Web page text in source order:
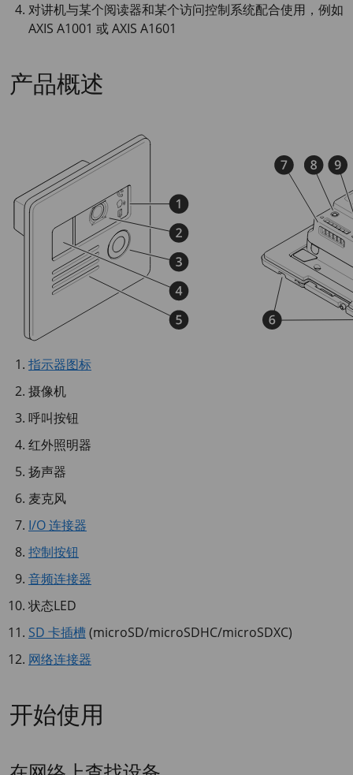
对讲机与某个阅读器和某个访问控制系统配合使用，例如
AXIS A1001 或 AXIS A1601
产品概述
指示器图标
摄像机
呼叫按钮
红外照明器
扬声器
麦克风
​I/O 连接器​
控制按钮
音频连接器
状态LED
SD 卡插槽 (microSD/microSDHC/microSDXC)
网络连接器
开始使用